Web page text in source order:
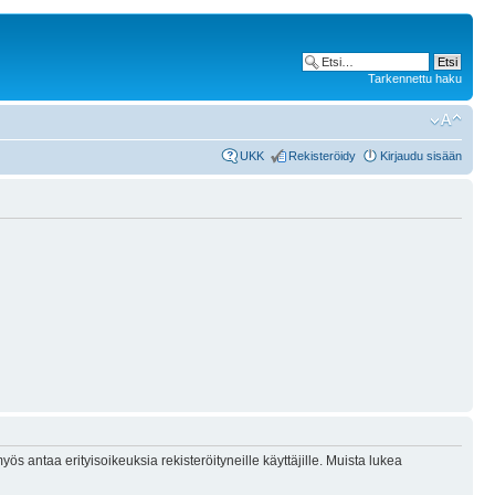
Tarkennettu haku
UKK Rekisteröidy Kirjaudu sisään
antaa erityisoikeuksia rekisteröityneille käyttäjille. Muista lukea